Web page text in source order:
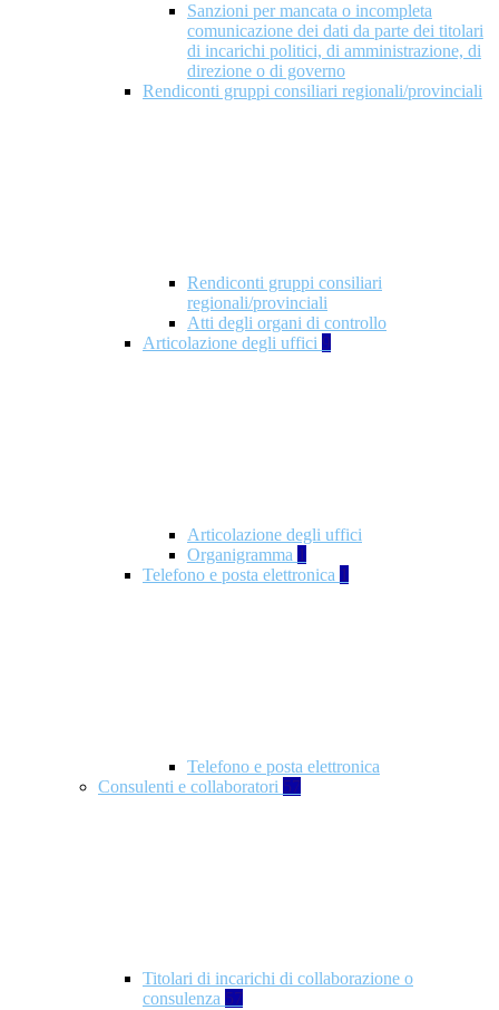
Sanzioni per mancata o incompleta
comunicazione dei dati da parte dei titolari
di incarichi politici, di amministrazione, di
direzione o di governo
Rendiconti gruppi consiliari regionali/provinciali
Rendiconti gruppi consiliari
regionali/provinciali
Atti degli organi di controllo
Articolazione degli uffici 9
Articolazione degli uffici
Organigramma 1
Telefono e posta elettronica 1
Telefono e posta elettronica
Consulenti e collaboratori 57
Titolari di incarichi di collaborazione o
consulenza 57